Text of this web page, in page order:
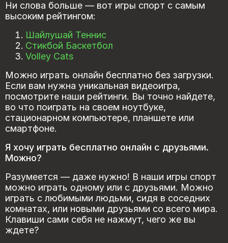
Ни слова больше — вот игры спорт с самым
высоким рейтингом:
Шайлушай Теннис
Стикбой Баскетбол
Volley Cats
Можно играть онлайн бесплатно без загрузки.
Если вам нужна уникальная видеоигра,
посмотрите наши рейтинги. Вы точно найдете,
во что поиграть на своем ноутбуке,
стационарном компьютере, планшете или
смартфоне.
Я хочу играть бесплатно онлайн с друзьями.
Можно?
Разумеется — даже нужно! В наши игры спорт
можно играть одному или с друзьями. Можно
играть с любимыми людьми, сидя в соседних
комнатах, или новыми друзьями со всего мира.
Клавиши сами себя не нажмут, чего же вы
ждете?